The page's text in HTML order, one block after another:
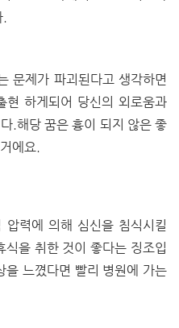
.
문제가 파괴된다고 생각하면
현 하게되어 당신의 외로움과
.해당 꿈은 흉이 되지 않은 좋
에요.
력에 의해 심신을 침식시킬
을 취한 것이 좋다는 징조입
을 느꼈다면 빨리 병원에 가는